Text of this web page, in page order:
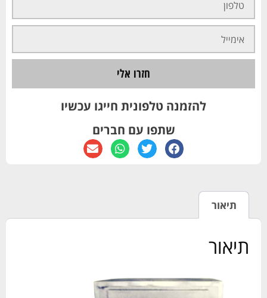
חזרו אלי
להזמנה טלפונית חייגו עכשיו
שתפו עם חברים
תיאור
תיאור